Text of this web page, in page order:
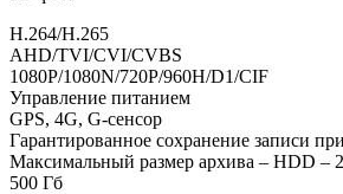
H.264/H.265
AHD/TVI/CVI/CVBS
1080P/1080N/720P/960H/D1/CIF
Управление питанием
GPS, 4G, G-сенсор
Гарантированное сохранение записи
Максимальный размер архива – HDD –
500 Гб